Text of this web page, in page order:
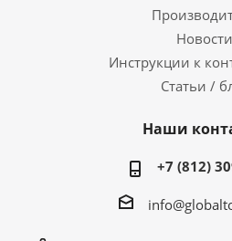
Новости
Инструкции к
Статьи /
Наши
+7 (812)